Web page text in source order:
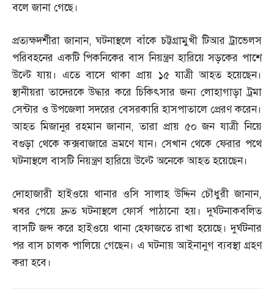
বলে জানা গেছে।
প্রত্যক্ষদর্শীরা জানান,ঘটনাস্থলে বাঁকে চট্টগ্রামুখী টিআর ট্রাভেলস
পরিবহনের একটি পিকনিকের বাস নিয়ন্ত্রণ হারিয়ে সড়কের পাশে
উল্টে যায়। এতে বাসে থাকা প্রায় ১৫ যাত্রী আহত হয়েছেন।
স্থানীয়রা তাদেরকে উদ্ধার করে চিকিৎসার জন্য লোহাগাড়া ট্রমা
সেন্টার ও উপজেলা সদরের বেসরকারি হাসপাতালে প্রেরণ করেন।
আহত মিজানুর রহমান জানান,তারা প্রায় ৫০ জন যাত্রী নিয়ে
বগুড়া থেকে কক্সবাজারে ভ্রমণে যান। সেখান থেকে ফেরার পথে
ঘটনাস্থলে বাসটি নিয়ন্ত্রণ হারিয়ে উল্টে অনেকে আহত হয়েছেন।
দোহাজারী হাইওয়ে থানার ওসি সালাহ উদ্দিন চৌধুরী জানান,
খবর পেয়ে দ্রুত ঘটনাস্থলে ফোর্স পাঠানো হয়। দুর্ঘটনাকবলিত
বাসটি জব্দ করে হাইওয়ে থানা হেফাজতে রাখা হয়েছে। দুর্ঘটনার
পর বাস চালক পালিয়ে গেছেন। এ ঘটনায় আইনানুগ ব্যবস্থা গ্রহণ
করা হবে।